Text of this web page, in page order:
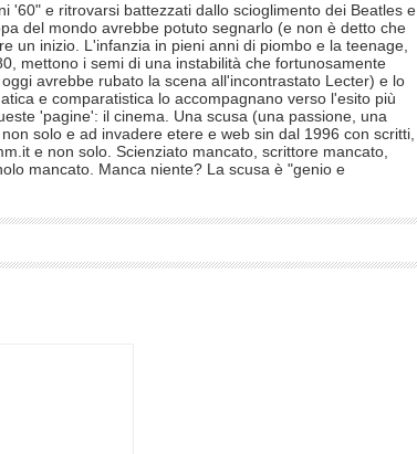
'60" e ritrovarsi battezzati dallo scioglimento dei Beatles e
del mondo avrebbe potuto segnarlo (e non è detto che
un inizio. L'infanzia in pieni anni di piombo e la teenage,
mettono i semi di una instabilità che fortunosamente
avrebbe rubato la scena all'incontrastato Lecter) e lo
e comparatistica lo accompagnano verso l'esito più
'pagine': il cinema. Una scusa (una passione, una
solo e ad invadere etere e web sin dal 1996 con scritti,
e non solo. Scienziato mancato, scrittore mancato,
mancato. Manca niente? La scusa è "genio e